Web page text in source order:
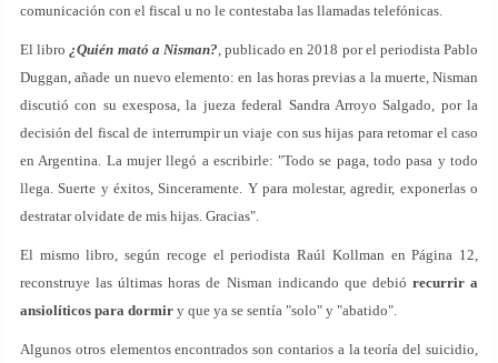
comunicación con el fiscal u no le contestaba las llamadas telefónicas.
El libro¿Quién mató a Nisman?, publicado en 2018 por el periodista Pablo
Duggan, añade un nuevo elemento: en las horas previas a la muerte, Nisman
discutió con su exesposa, la jueza federal Sandra Arroyo Salgado, por la
decisión del fiscal de interrumpir un viaje con sus hijas para retomar el caso
en Argentina. La mujer llegó a escribirle: "Todo se paga, todo pasa y todo
llega. Suerte y éxitos, Sinceramente. Y para molestar, agredir, exponerlas o
destratar olvidate de mis hijas. Gracias".
El mismo libro, según recoge el periodista Raúl Kollman en Página 12,
reconstruye las últimas horas de Nisman indicando que debió recurrir a
ansiolíticos para dormir y que ya se sentía "solo" y "abatido".
Algunos otros elementos encontrados son contarios a la teoría del suicidio,